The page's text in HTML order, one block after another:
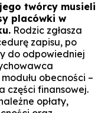
twórcy musieli
placówki w
Rodzic zgłasza
zapisu, po
do odpowiedniej
obecności –
części finansowej.
opłaty,